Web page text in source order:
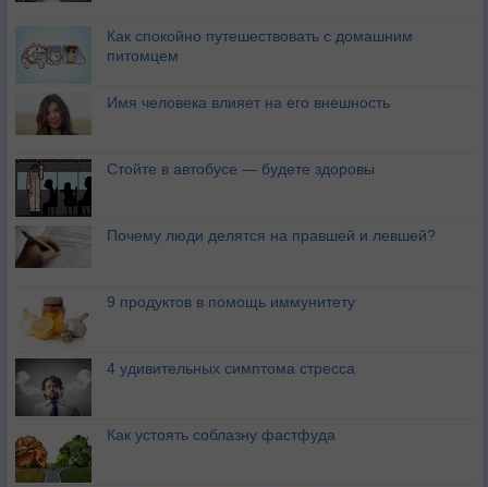
Как спокойно путешествовать с домашним
питомцем
Имя человека влияет на его внешность
Стойте в автобусе — будете здоровы
Почему люди делятся на правшей и левшей?
9 продуктов в помощь иммунитету
4 удивительных симптома стресса
Как устоять соблазну фастфуда